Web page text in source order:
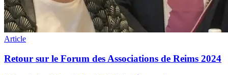
Article
Retour sur le Forum des Associations de Reims 2024